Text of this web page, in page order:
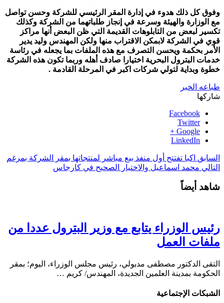
وفوق كل ذلك هدوء في إدارة المقر الرئيسي للشركة وحسن تواصل
مع الوزارة والهيئة وسرعة في إنجاز طلباتهما من الشركة وكذلك
تكسير لبعض من التابلوهات القديمة التي ظن البعض أنها مراكز
قوي في الشركة لابمكن الاقتراب منها ولكن المهندس وليد يدير
الأمر بحكمة ويحسن التصرف مع هذه الملفات بما يجعله في رئاسة
خدمات البترول البحرية اختيارا صادف أهله وربما تكون هذه الشركة
خطوة وبداية لتولي شركات اكبر في المرحلة القادمة .
طباعه الخبر
شاركها
Facebook
Twitter
Google +
LinkedIn
السابق اكبا تفتتح أول منفذ بيع مباشر لمنتجاتها بمقر الشركة بمرغم
التالي محمد اسماعيل والاختيار الصحيح في كارجاس
شاهد أيضاً
رئيس الوزراء يتابع مع وزير البترول عددا من
ملفات العمل
التقى الدكتور مصطفى مدبولي، رئيس مجلس الوزراء، اليوم؛ بمقر
الحكومة بمدينة العلمين الجديدة، المهندس/ كريم …
الشبكات الإجتماعية